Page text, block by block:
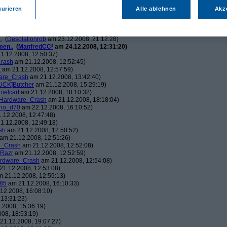
am 23.12.2008, 08:25:26)
(Desolationrob am 23.12.2008, 21:12:28)
(ManfredCC² am 24.12.2008, 12:31:20)
12:50:37)
am 21.12.2008, 12:52:45)
am 21.12.2008, 12:57:59)
am 21.12.2008, 13:42:40)
am 21.12.2008, 15:29:19)
am 21.12.2008, 18:10:32)
Hardware_Crash am 21.12.2008, 18:18:04)
am 22.12.2008, 16:10:52)
12:47:48)
12:49:18)
am 21.12.2008, 12:50:52)
am 21.12.2008, 12:51:26)
am 21.12.2008, 12:52:08)
am 21.12.2008, 12:52:59)
am 21.12.2008, 12:54:08)
12:53:08)
21.12.2008, 12:59:13)
am 21.12.2008, 16:10:33)
16:08:10)
15:36:19)
18:53:19)
19:07:27)
Alle ablehnen